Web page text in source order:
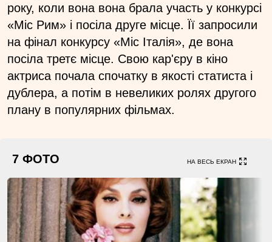
року, коли вона вона брала участь у конкурсі
«Міс Рим» і посіла друге місце. Її запросили
на фінал конкурсу «Міс Італія», де вона
посіла третє місце. Свою кар'єру в кіно
актриса почала спочатку в якості статиста і
дублера, а потім в невеликих ролях другого
плану в популярних фільмах.
7 ФОТО НА ВЕСЬ ЕКРАН